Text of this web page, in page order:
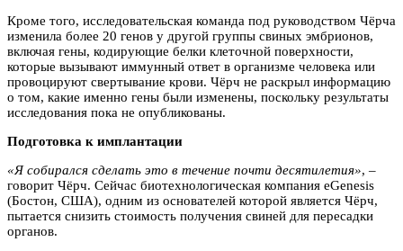
Кроме того, исследовательская команда под руководством Чёрча
изменила более 20 генов у другой группы свиных эмбрионов,
включая гены, кодирующие белки клеточной поверхности,
которые вызывают иммунный ответ в организме человека или
провоцируют свертывание крови. Чёрч не раскрыл информацию
о том, какие именно гены были изменены, поскольку результаты
исследования пока не опубликованы.
Подготовка к имплантации
«Я собирался сделать это в течение почти десятилетия», –
говорит Чёрч. Сейчас биотехнологическая компания eGenesis
(Бостон, США), одним из основателей которой является Чёрч,
пытается снизить стоимость получения свиней для пересадки
органов.